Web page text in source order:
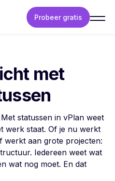
Probeer gratis
met
statussen in vPlan weet
werk staat. Of je nu werkt
werkt aan grote projecten:
Iedereen weet wat
wat nog moet. En dat